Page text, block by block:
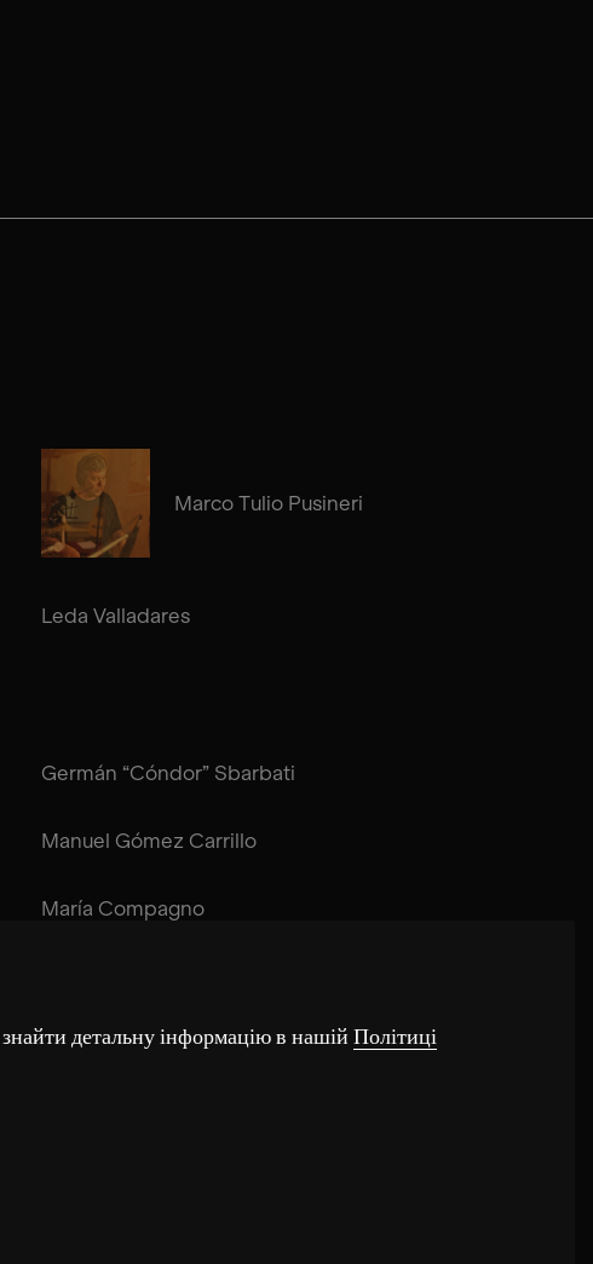
детальну інформацію в нашій Політиці
Marco Tulio Pusineri
Leda Valladares
Germán “Cóndor” Sbarbati
Manuel Gómez Carrillo
María Compagno